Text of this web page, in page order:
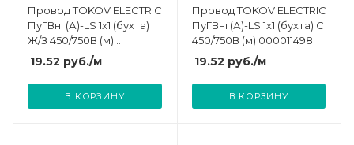
Провод TOKOV ELECTRIC
ПуГВнг(А)-LS 1х1 (бухта)
Ж/З 450/750В (м)
000011499
19.52 руб./м
В КОРЗИНУ
Провод TOKOV ELECTRIC
ПуГВнг(А)-LS 1х1 (бухта) С
450/750В (м) 000011498
19.52 руб./м
В КОРЗИНУ